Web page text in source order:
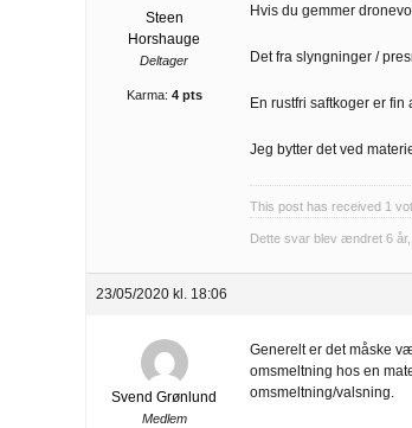
Steen
Horshauge
Deltager
Karma: 4 pts
Hvis du gemmer
Det fra slyngninger /
En rustfri saftkoger er fin
Jeg bytter det ved
This post has received 1
Dette svar blev ændret 6
23/05/2020 kl. 18:06
Svend Grønlund
Medlem
Generelt er det måske
omsmeltning hos en
omsmeltning/valsning.